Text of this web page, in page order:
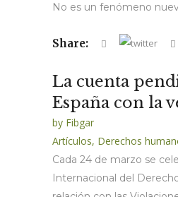
No es un fenómeno
Share:
La cuenta
España con la
by Fibgar
Artículos, Derechos
Cada 24 de marzo se
Internacional del